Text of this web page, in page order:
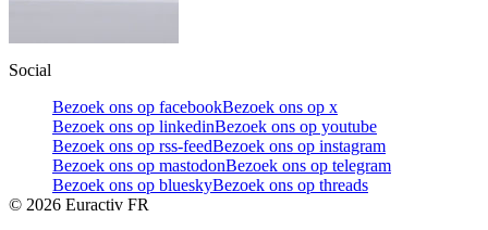
Social
Bezoek ons op facebookBezoek ons op x
Bezoek ons op linkedinBezoek ons op youtube
Bezoek ons op rss-feedBezoek ons op instagram
Bezoek ons op mastodonBezoek ons op telegram
Bezoek ons op blueskyBezoek ons op threads
© 2026 Euractiv FR